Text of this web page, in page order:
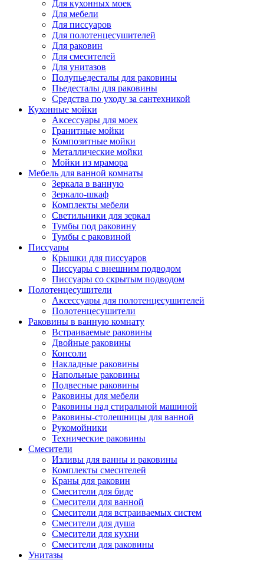
Для кухонных моек
Для мебели
Для писсуаров
Для полотенцесушителей
Для раковин
Для смесителей
Для унитазов
Полупьедесталы для раковины
Пьедесталы для раковины
Средства по уходу за сантехникой
Кухонные мойки
Аксессуары для моек
Гранитные мойки
Композитные мойки
Металлические мойки
Мойки из мрамора
Мебель для ванной комнаты
Зеркала в ванную
Зеркало-шкаф
Комплекты мебели
Светильники для зеркал
Тумбы под раковину
Тумбы с раковиной
Писсуары
Крышки для писсуаров
Писсуары с внешним подводом
Писсуары со скрытым подводом
Полотенцесушители
Аксессуары для полотенцесушителей
Полотенцесушители
Раковины в ванную комнату
Встраиваемые раковины
Двойные раковины
Консоли
Накладные раковины
Напольные раковины
Подвесные раковины
Раковины для мебели
Раковины над стиральной машиной
Раковины-столешницы для ванной
Рукомойники
Технические раковины
Смесители
Изливы для ванны и раковины
Комплекты смесителей
Краны для раковин
Смесители для биде
Смесители для ванной
Смесители для встраиваемых систем
Смесители для душа
Смесители для кухни
Смесители для раковины
Унитазы